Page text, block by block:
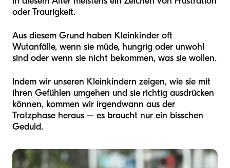
oder Traurigkeit.
Aus diesem Grund haben Kleinkinder oft
Wutanfälle, wenn sie müde, hungrig oder unwohl
sind oder wenn sie nicht bekommen, was sie wollen.
Indem wir unseren Kleinkindern zeigen, wie sie mit
ihren Gefühlen umgehen und sie richtig ausdrücken
können, kommen wir irgendwann aus der
Trotzphase heraus – es braucht nur ein bisschen
Geduld.